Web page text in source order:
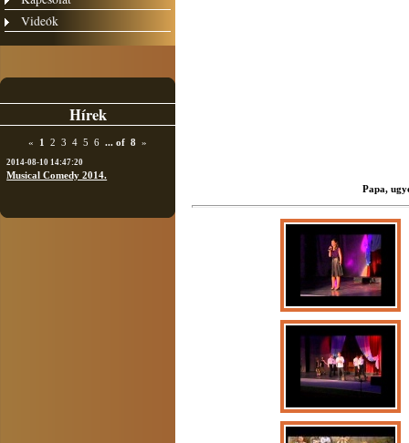
Videók
Hírek
« 1 2 3 4 5 6 ... of 8 »
2014-08-10 14:47:20
Musical Comedy 2014.
Papa,